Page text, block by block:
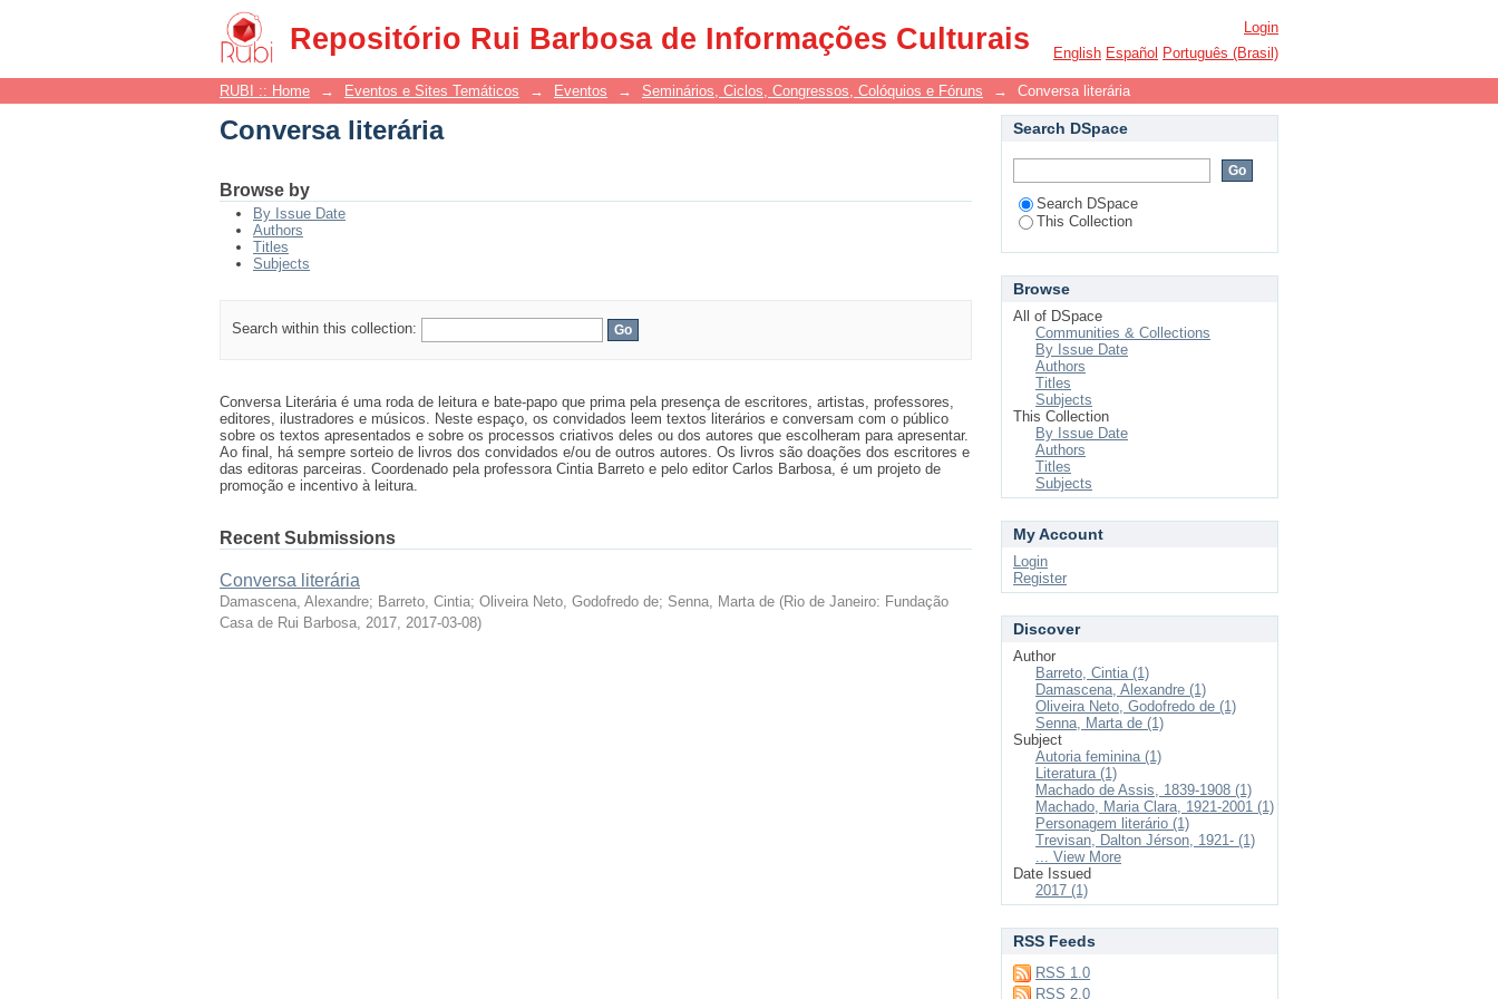
Repositório Rui Barbosa de Informações Culturais
Conversa literária
Login
English Español Português (Brasil)
RUBI :: Home → Eventos e Sites Temáticos → Eventos → Seminários, Ciclos, Congressos, Colóquios e Fóruns → Conversa literária
Conversa literária
Browse by
By Issue Date
Authors
Titles
Subjects
Search within this collection:
Conversa Literária é uma roda de leitura e bate-papo que prima pela presença de escritores, artistas, professores,
editores, ilustradores e músicos. Neste espaço, os convidados leem textos literários e conversam com o público
sobre os textos apresentados e sobre os processos criativos deles ou dos autores que escolheram para apresentar.
Ao final, há sempre sorteio de livros dos convidados e/ou de outros autores. Os livros são doações dos escritores e
das editoras parceiras. Coordenado pela professora Cintia Barreto e pelo editor Carlos Barbosa, é um projeto de
promoção e incentivo à leitura.
Recent Submissions
Conversa literária
Damascena, Alexandre; Barreto, Cintia; Oliveira Neto, Godofredo de; Senna, Marta de (Rio de Janeiro: Fundação
Casa de Rui Barbosa, 2017, 2017-03-08)
Search DSpace
Search DSpace
This Collection
Browse
All of DSpace
Communities & Collections
By Issue Date
Authors
Titles
Subjects
This Collection
By Issue Date
Authors
Titles
Subjects
My Account
Login
Register
Discover
Author
Barreto, Cintia (1)
Damascena, Alexandre (1)
Oliveira Neto, Godofredo de (1)
Senna, Marta de (1)
Subject
Autoria feminina (1)
Literatura (1)
Machado de Assis, 1839-1908 (1)
Machado, Maria Clara, 1921-2001 (1)
Personagem literário (1)
Trevisan, Dalton Jérson, 1921- (1)
... View More
Date Issued
2017 (1)
RSS Feeds
RSS 1.0
RSS 2.0